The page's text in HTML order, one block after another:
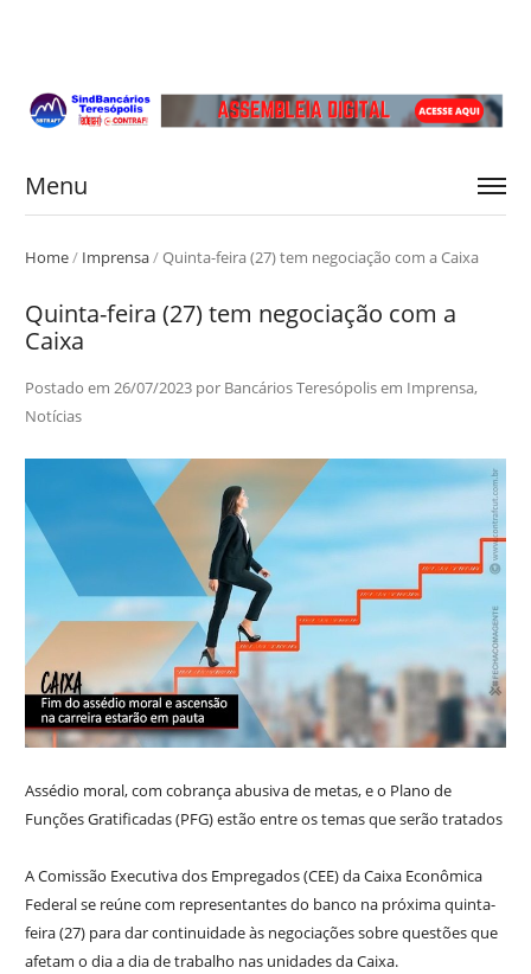
Menu
Home/ Imprensa/Quinta-feira (27) tem negociação com a Caixa
Quinta-feira (27) tem negociação com a
Caixa
Postado em 26/07/2023por Bancários Teresópolisem Imprensa,
Notícias
Assédio moral, com cobrança abusiva de metas, e o Plano de
Funções Gratificadas (PFG) estão entre os temas que serão tratados
A Comissão Executiva dos Empregados (CEE) da Caixa Econômica
Federal se reúne com representantes do banco na próxima quinta-
feira (27) para dar continuidade às negociações sobre questões que
afetam o dia a dia de trabalho nas unidades da Caixa.